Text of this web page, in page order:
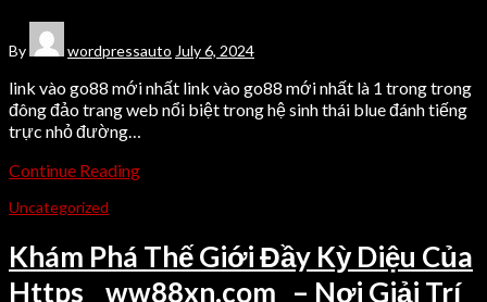
By wordpressauto July 6, 2024
link vào go88 mới nhất link vào go88 mới nhất là 1 trong trong
đông đảo trang web nổi biệt trong hệ sinh thái blue đánh tiếng
trực nhỏ đường…
Continue Reading
Uncategorized
Khám Phá Thế Giới Đầy Kỳ Diệu Của
Https__ww88xn.com_ – Nơi Giải Trí